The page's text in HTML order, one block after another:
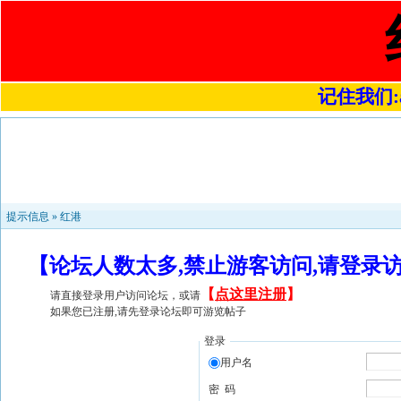
记住我们
提示信息 » 红港
【论坛人数太多,禁止游客访问,请登
请直接登录用户访问论坛，或请 【 点这里注册】
如果您已注册,请先登录论坛即可游览帖子
登录
用户名
密 码